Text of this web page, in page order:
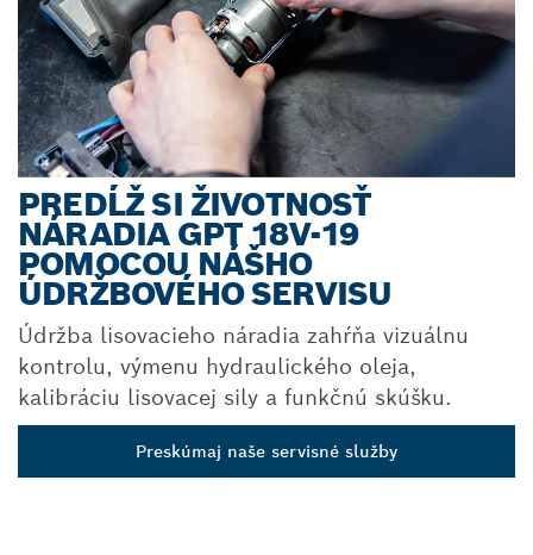
PREDĹŽ SI ŽIVOTNOSŤ
NÁRADIA GPT 18V-19
POMOCOU NÁŠHO
ÚDRŽBOVÉHO SERVISU
Údržba lisovacieho náradia zahŕňa vizuálnu
kontrolu, výmenu hydraulického oleja,
kalibráciu lisovacej sily a funkčnú skúšku.
Preskúmaj naše servisné služby